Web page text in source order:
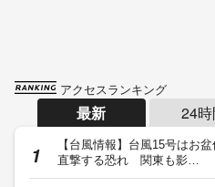
アクセスランキング
最新 24
【台風情報】台風15号はお
直撃する恐れ 関東も影…